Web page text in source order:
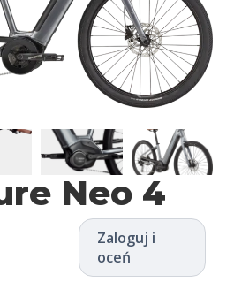
Neo 4
Zaloguj i
oceń